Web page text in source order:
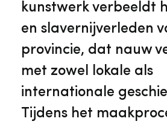
Ervenconsulent
Bekijk alle diensten
Voorpagina
Bekijk meer over
kunstwerk verbeeldt
en slavernijverleden
provincie, dat nauw
met zowel lokale als
internationale
Tijdens het